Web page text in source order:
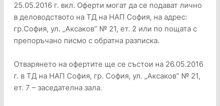
25.05.2016 г. вкл. Оферти могат да се подават лично
в деловодството на ТД на НАП София, на адрес:
гр.София, ул. „Аксаков” № 21, ет. 2 или по пощата с
препоръчано писмо с обратна разписка.
Отварянето на офертите ще се състои на 26.05.2016
г. в ТД на НАП София, гр. София, ул. „Аксаков” № 21,
ет. 7 – заседателна зала.